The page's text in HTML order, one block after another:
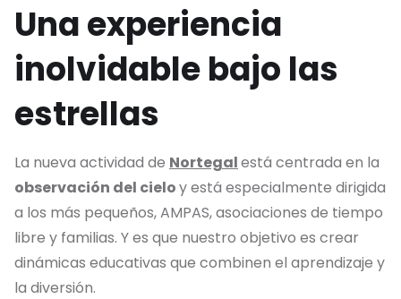
Una experiencia
inolvidable bajo las
estrellas
La nueva actividad de Nortegalestá centrada en la
observación del cieloy está especialmente dirigida
a los más pequeños, AMPAS, asociaciones de tiempo
libre y familias. Y es que nuestro objetivo es crear
dinámicas educativas que combinen el aprendizaje y
la diversión.